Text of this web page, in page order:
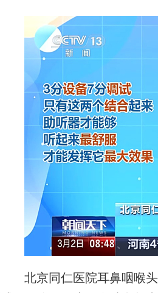
北京同仁医院耳鼻咽喉头